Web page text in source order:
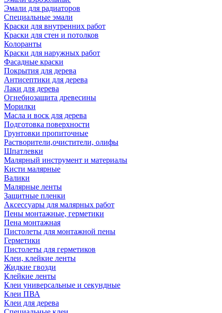
Эмали для радиаторов
Специальные эмали
Краски для внутренних работ
Краски для стен и потолков
Колоранты
Краски для наружных работ
Фасадные краски
Покрытия для дерева
Антисептики для дерева
Лаки для дерева
Огнебиозащита древесины
Морилки
Масла и воск для дерева
Подготовка поверхности
Грунтовки пропиточные
Растворители,очистители, олифы
Шпатлевки
Малярный инструмент и материалы
Кисти малярные
Валики
Малярные ленты
Защитные пленки
Аксессуары для малярных работ
Пены монтажные, герметики
Пена монтажная
Пистолеты для монтажной пены
Герметики
Пистолеты для герметиков
Клеи, клейкие ленты
Жидкие гвозди
Клейкие ленты
Клеи универсальные и секундные
Клеи ПВА
Клеи для дерева